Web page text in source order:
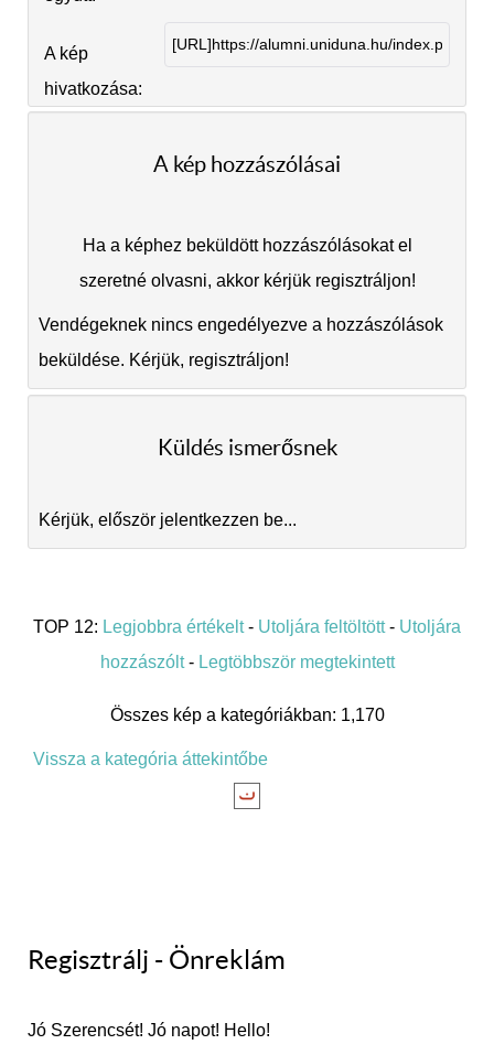
A kép
hivatkozása:
A kép hozzászólásai
Ha a képhez beküldött hozzászólásokat el
szeretné olvasni, akkor kérjük regisztráljon!
Vendégeknek nincs engedélyezve a hozzászólások
beküldése. Kérjük, regisztráljon!
Küldés ismerősnek
Kérjük, először jelentkezzen be...
TOP 12: Legjobbra értékelt- Utoljára feltöltött- Utoljára
hozzászólt- Legtöbbször megtekintett
Összes kép a kategóriákban: 1,170
Vissza a kategória áttekintőbe
Regisztrálj - Önreklám
Jó Szerencsét! Jó napot! Hello!